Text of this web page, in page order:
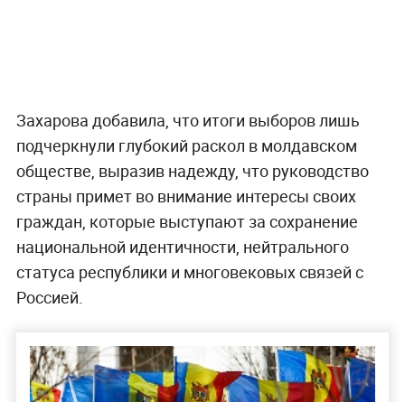
Захарова добавила, что итоги выборов лишь
подчеркнули глубокий раскол в молдавском
обществе, выразив надежду, что руководство
страны примет во внимание интересы своих
граждан, которые выступают за сохранение
национальной идентичности, нейтрального
статуса республики и многовековых связей с
Россией.